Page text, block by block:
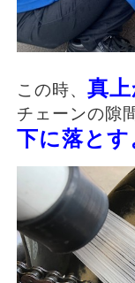
この時、 真
チェーンの隙
下に落と